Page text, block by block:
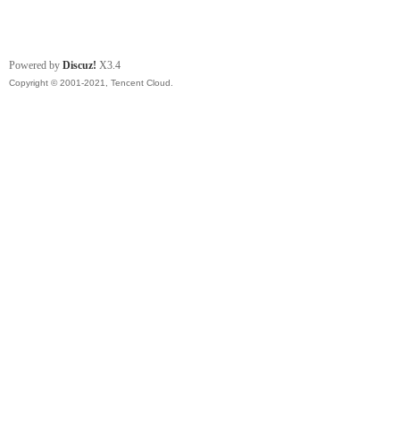
Powered by Discuz! X3.4
Copyright © 2001-2021, Tencent Cloud.